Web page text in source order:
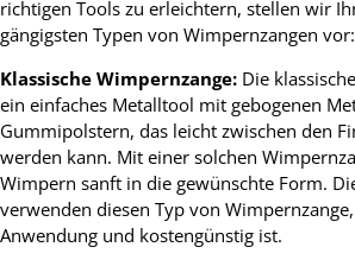
richtigen Tools zu erleichtern, stellen wir
gängigsten Typen von Wimpernzangen vor:
Klassische Wimpernzange: Die
ein einfaches Metalltool mit gebogenen
Gummipolstern, das leicht zwischen den
werden kann. Mit einer solchen
Wimpern sanft in die gewünschte Form.
verwenden diesen Typ von
Anwendung und kostengünstig ist.